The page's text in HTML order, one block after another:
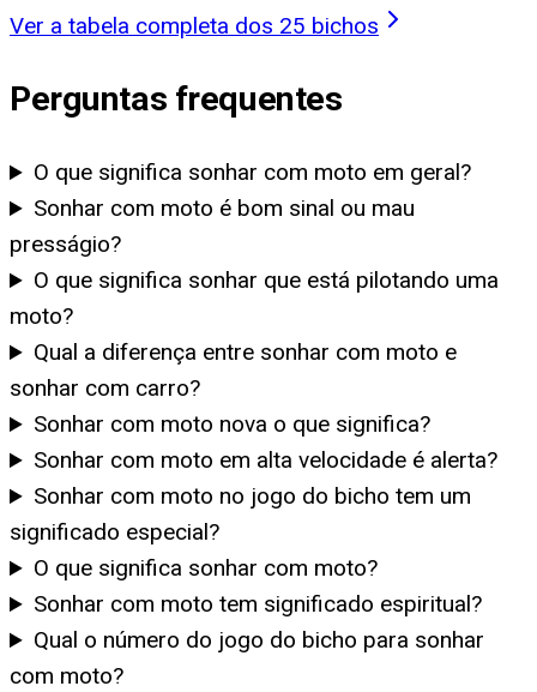
Ver a tabela completa dos 25 bichos
Perguntas frequentes
O que significa sonhar com moto em geral?
Sonhar com moto é bom sinal ou mau
presságio?
O que significa sonhar que está pilotando uma
moto?
Qual a diferença entre sonhar com moto e
sonhar com carro?
Sonhar com moto nova o que significa?
Sonhar com moto em alta velocidade é alerta?
Sonhar com moto no jogo do bicho tem um
significado especial?
O que significa sonhar com moto?
Sonhar com moto tem significado espiritual?
Qual o número do jogo do bicho para sonhar
com moto?